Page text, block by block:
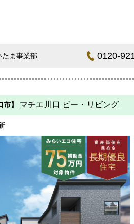
たま事業部 0120-
市】 マチエ川口 ビー・リビング